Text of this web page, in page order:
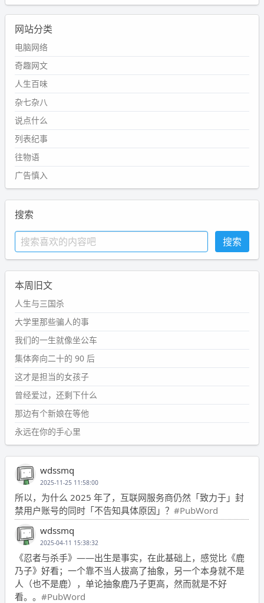
网站分类
电脑网络
奇趣网文
人生百味
杂七杂八
说点什么
列表纪事
往物语
广告慎入
搜索
本周旧文
人生与三国杀
大学里那些骗人的事
我们的一生就像坐公车
集体奔向二十的 90 后
这才是担当的女孩子
曾经爱过，还剩下什么
那边有个新娘在等他
永远在你的手心里
wdssmq
2025-11-25 11:58:00
所以，为什么 2025 年了，互联网服务商仍然「致力于」封
禁用户账号的同时「不告知具体原因」？ #PubWord
wdssmq
2025-04-11 15:38:32
《忍者与杀手》——出生是事实，在此基础上，感觉比《鹿
乃子》好看；一个靠不当人拔高了抽象，另一个本身就不是
人（也不是鹿），单论抽象鹿乃子更高，然而就是不好
看。。 #PubWord